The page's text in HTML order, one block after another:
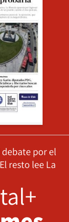
por el
resto lee La